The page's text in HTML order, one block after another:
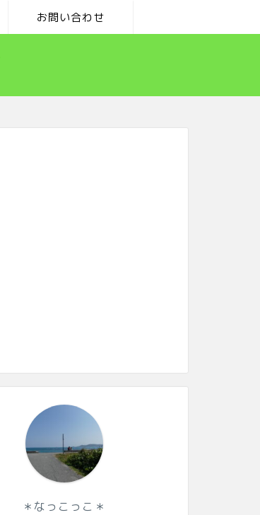
お問い合わせ
＊なっこっこ＊